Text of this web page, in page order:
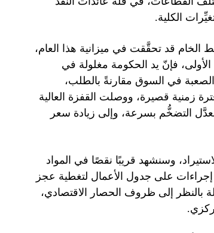
الكلية.
النفط الخام قد تحقَّقت في ميزانية هذا العام،
فإنّ يد الحكومة مغلولة في
في السوق مقارنةً بالطلب،
زمنية قصيرة، ووصلت القفزة العالية
التضخُّم بسرعة، وإلى زيادة سعر
وسنشهد قريبًا نقصًا في المواد
على جدول الأعمال لتغطية عجز
بالنظر إلى ظروف الحصار الاقتصادي،